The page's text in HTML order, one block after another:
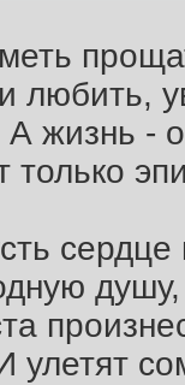
любить,
А жизнь -
только
сердце
улетят